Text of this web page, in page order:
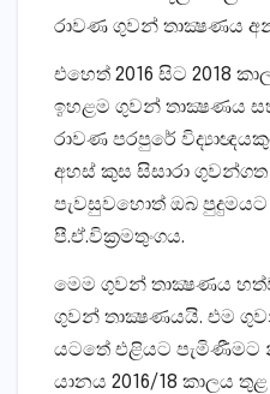
රාවණ ගුවන් තාක්‍ෂණය
එහෙත් 2016 සිට 2018
ඉහළම ගුවන් තාක්‍ෂණය
රාවණ පරපුරේ
අහස් කුස සිසාරා
පැවසුවහොත් ඔබ
පී.ඒ.වික‍්‍රමතුංගය.
මෙම ගුවන් තාක්‍ෂණය
ගුවන් තාක්‍ෂණයයි. එම
යටතේ එළියට පැමිණීමට
යානය 2016/18 කාලය